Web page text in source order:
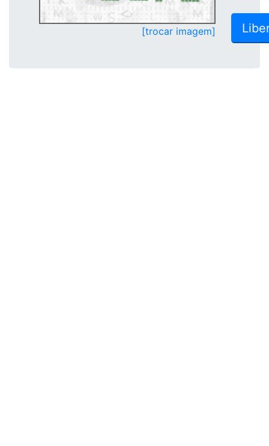
[trocar imagem]